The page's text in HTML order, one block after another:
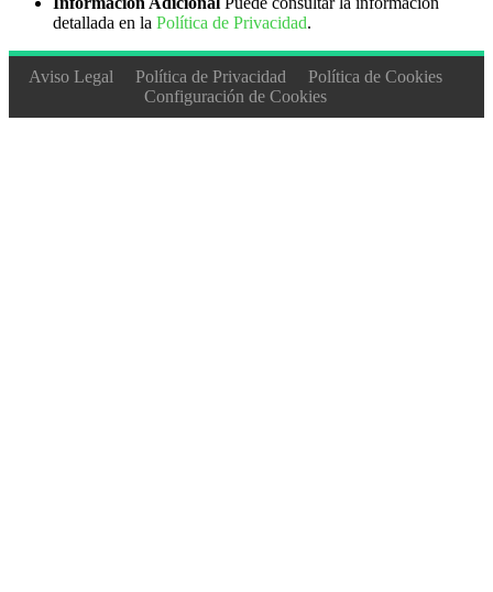
detallada en la Política de Privacidad.
Aviso Legal Política de Privacidad
Política de Cookies
Configuración de Cookies